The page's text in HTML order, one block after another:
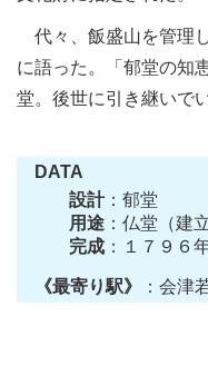
代々、飯盛山を管理
に語った。「郁堂の知
堂。後世に引き継いで
DATA
設計：郁堂
用途 ：仏堂（建
完成 ：１７９６
《最寄り駅》 ：会津